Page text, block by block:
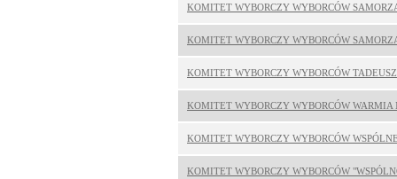
KOMITET WYBORCZY WYBORCÓW
KOMITET WYBORCZY WYBORCÓW
KOMITET WYBORCZY WYBORCÓW
KOMITET WYBORCZY WYBORCÓW
KOMITET WYBORCZY WYBORCÓW
KOMITET WYBORCZY WYBORCÓW